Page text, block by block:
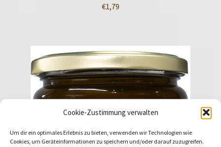
Cookie-Zustimmung verwalten
Um dir ein optimales Erlebnis zu bieten, verwenden wir Technologien wie
Cookies, um Geräteinformationen zu speichern und/oder darauf zuzugreifen.
€1,79